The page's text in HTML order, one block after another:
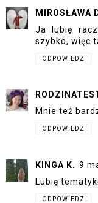
MIROSŁAWA
Ja lubię
szybko, więc
ODPOWIEDZ
Mnie też
ODPOWIEDZ
KINGA K. 9
Lubię
ODPOWIEDZ